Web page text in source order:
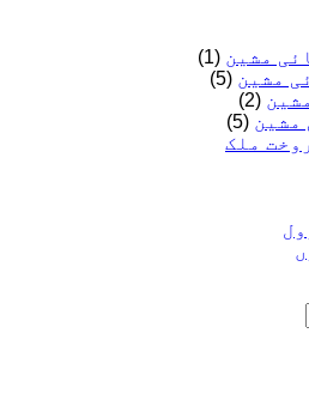
مشین (1)
مشین (5)
(2)
مشین (5)
ملک